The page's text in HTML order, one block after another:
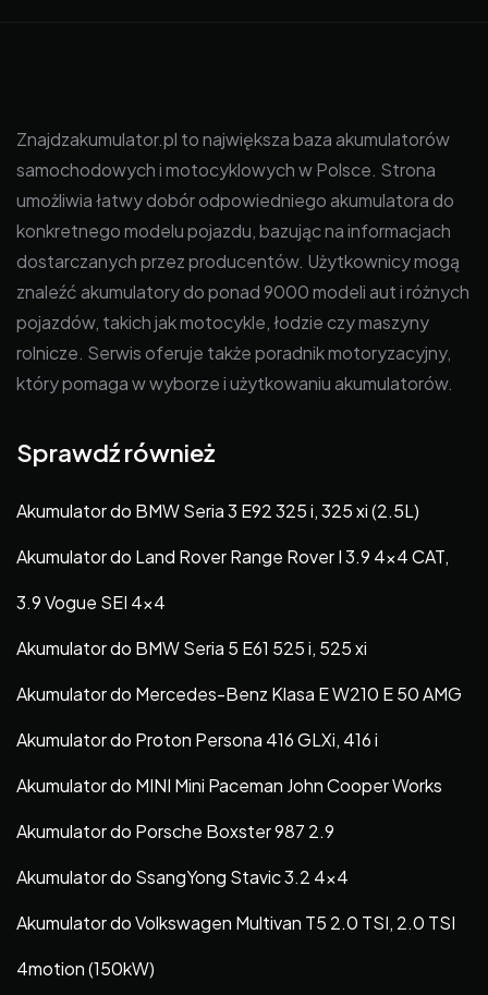
Znajdzakumulator.pl to największa baza akumulatorów
samochodowych i motocyklowych w Polsce. Strona
umożliwia łatwy dobór odpowiedniego akumulatora do
konkretnego modelu pojazdu, bazując na informacjach
dostarczanych przez producentów. Użytkownicy mogą
znaleźć akumulatory do ponad 9000 modeli aut i różnych
pojazdów, takich jak motocykle, łodzie czy maszyny
rolnicze. Serwis oferuje także poradnik motoryzacyjny,
który pomaga w wyborze i użytkowaniu akumulatorów.
Sprawdź również
Akumulator do BMW Seria 3 E92 325 i, 325 xi (2.5L)
Akumulator do Land Rover Range Rover I 3.9 4×4 CAT,
3.9 Vogue SEI 4×4
Akumulator do BMW Seria 5 E61 525 i, 525 xi
Akumulator do Mercedes-Benz Klasa E W210 E 50 AMG
Akumulator do Proton Persona 416 GLXi, 416 i
Akumulator do MINI Mini Paceman John Cooper Works
Akumulator do Porsche Boxster 987 2.9
Akumulator do SsangYong Stavic 3.2 4×4
Akumulator do Volkswagen Multivan T5 2.0 TSI, 2.0 TSI
4motion (150kW)